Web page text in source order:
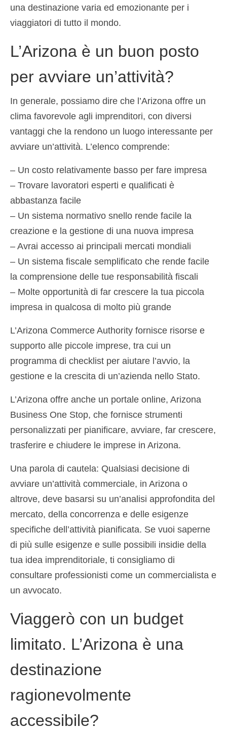
una destinazione varia ed emozionante per i
viaggiatori di tutto il mondo.
L’Arizona è un buon posto
per avviare un’attività?
In generale, possiamo dire che l’Arizona offre un
clima favorevole agli imprenditori, con diversi
vantaggi che la rendono un luogo interessante per
avviare un’attività. L’elenco comprende:
– Un costo relativamente basso per fare impresa
– Trovare lavoratori esperti e qualificati è
abbastanza facile
– Un sistema normativo snello rende facile la
creazione e la gestione di una nuova impresa
– Avrai accesso ai principali mercati mondiali
– Un sistema fiscale semplificato che rende facile
la comprensione delle tue responsabilità fiscali
– Molte opportunità di far crescere la tua piccola
impresa in qualcosa di molto più grande
L’Arizona Commerce Authority fornisce risorse e
supporto alle piccole imprese, tra cui un
programma di checklist per aiutare l’avvio, la
gestione e la crescita di un’azienda nello Stato.
L’Arizona offre anche un portale online, Arizona
Business One Stop, che fornisce strumenti
personalizzati per pianificare, avviare, far crescere,
trasferire e chiudere le imprese in Arizona.
Una parola di cautela: Qualsiasi decisione di
avviare un’attività commerciale, in Arizona o
altrove, deve basarsi su un’analisi approfondita del
mercato, della concorrenza e delle esigenze
specifiche dell’attività pianificata. Se vuoi saperne
di più sulle esigenze e sulle possibili insidie della
tua idea imprenditoriale, ti consigliamo di
consultare professionisti come un commercialista e
un avvocato.
Viaggerò con un budget
limitato. L’Arizona è una
destinazione
ragionevolmente
accessibile?